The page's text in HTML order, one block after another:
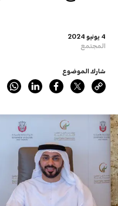
4 يونيو 2024
المجتمع
شارك الموضوع